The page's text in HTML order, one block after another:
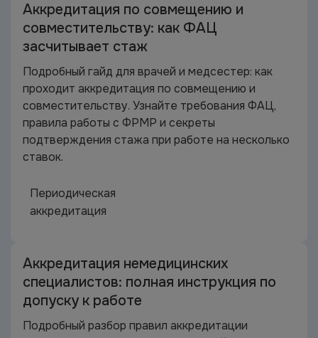
Аккредитация по совмещению и
совместительству: как ФАЦ
засчитывает стаж
Подробный гайд для врачей и медсестер: как
проходит аккредитация по совмещению и
совместительству. Узнайте требования ФАЦ,
правила работы с ФРМР и секреты
подтверждения стажа при работе на несколько
ставок.
Периодическая
аккредитация
Аккредитация немедицинских
специалистов: полная инструкция по
допуску к работе
Подробный разбор правил аккредитации